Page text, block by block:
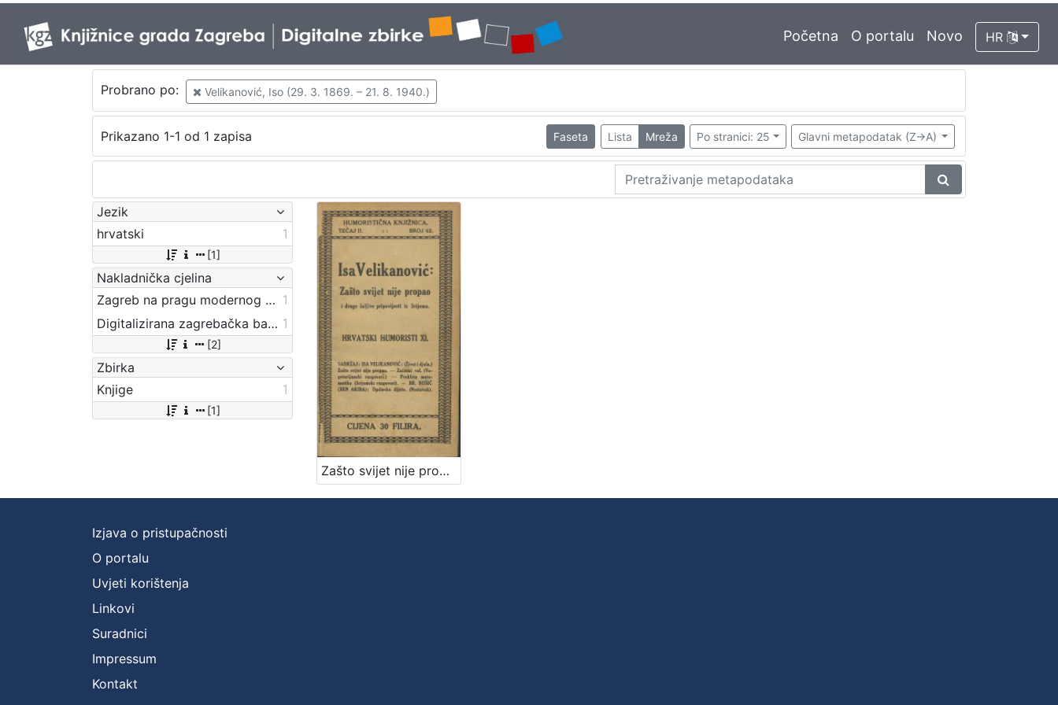
Početna O portalu Novo HR
Probrano po: Velikanović, Iso (29. 3. 1869. – 21. 8. 1940.)
Prikazano 1-1 od 1 zapisa Faseta Lista Mreža Po stranici: 25 Glavni metapodatak (Z->A)
Jezik
hrvatski
1
[1]
Nakladnička cjelina
Zagreb na pragu modernog doba 1
Digitalizirana zagrebačka baština 1
[2]
Zbirka
Knjige
1
[1]
Zašto svijet nije propao i druge šaljive pripovijesti iz Srijema / Isa Velikanović
Izjava o pristupačnosti
O portalu
Uvjeti korištenja
Linkovi
Suradnici
Impressum
Kontakt